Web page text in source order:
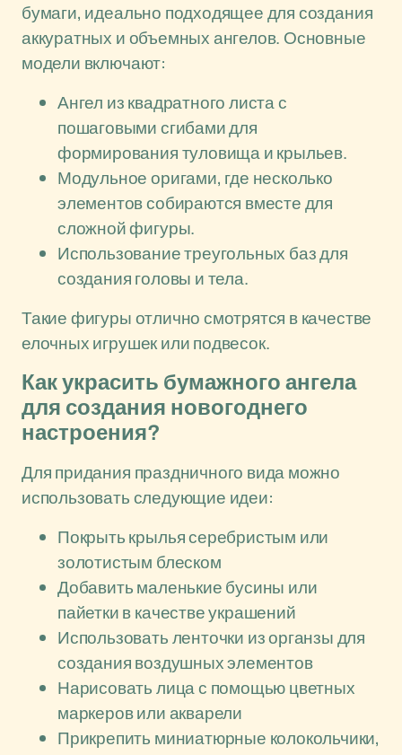
бумаги, идеально подходящее для создания
аккуратных и объемных ангелов. Основные
модели включают:
Ангел из квадратного листа с
пошаговыми сгибами для
формирования туловища и крыльев.
Модульное оригами, где несколько
элементов собираются вместе для
сложной фигуры.
Использование треугольных баз для
создания головы и тела.
Такие фигуры отлично смотрятся в качестве
елочных игрушек или подвесок.
Как украсить бумажного ангела
для создания новогоднего
настроения?
Для придания праздничного вида можно
использовать следующие идеи:
Покрыть крылья серебристым или
золотистым блеском
Добавить маленькие бусины или
пайетки в качестве украшений
Использовать ленточки из органзы для
создания воздушных элементов
Нарисовать лица с помощью цветных
маркеров или акварели
Прикрепить миниатюрные колокольчики,